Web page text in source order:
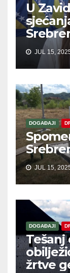
U
JUL 15,
DOGAĐAJI
JUL 15,
DOGAĐAJI
Tešanj
žrtve